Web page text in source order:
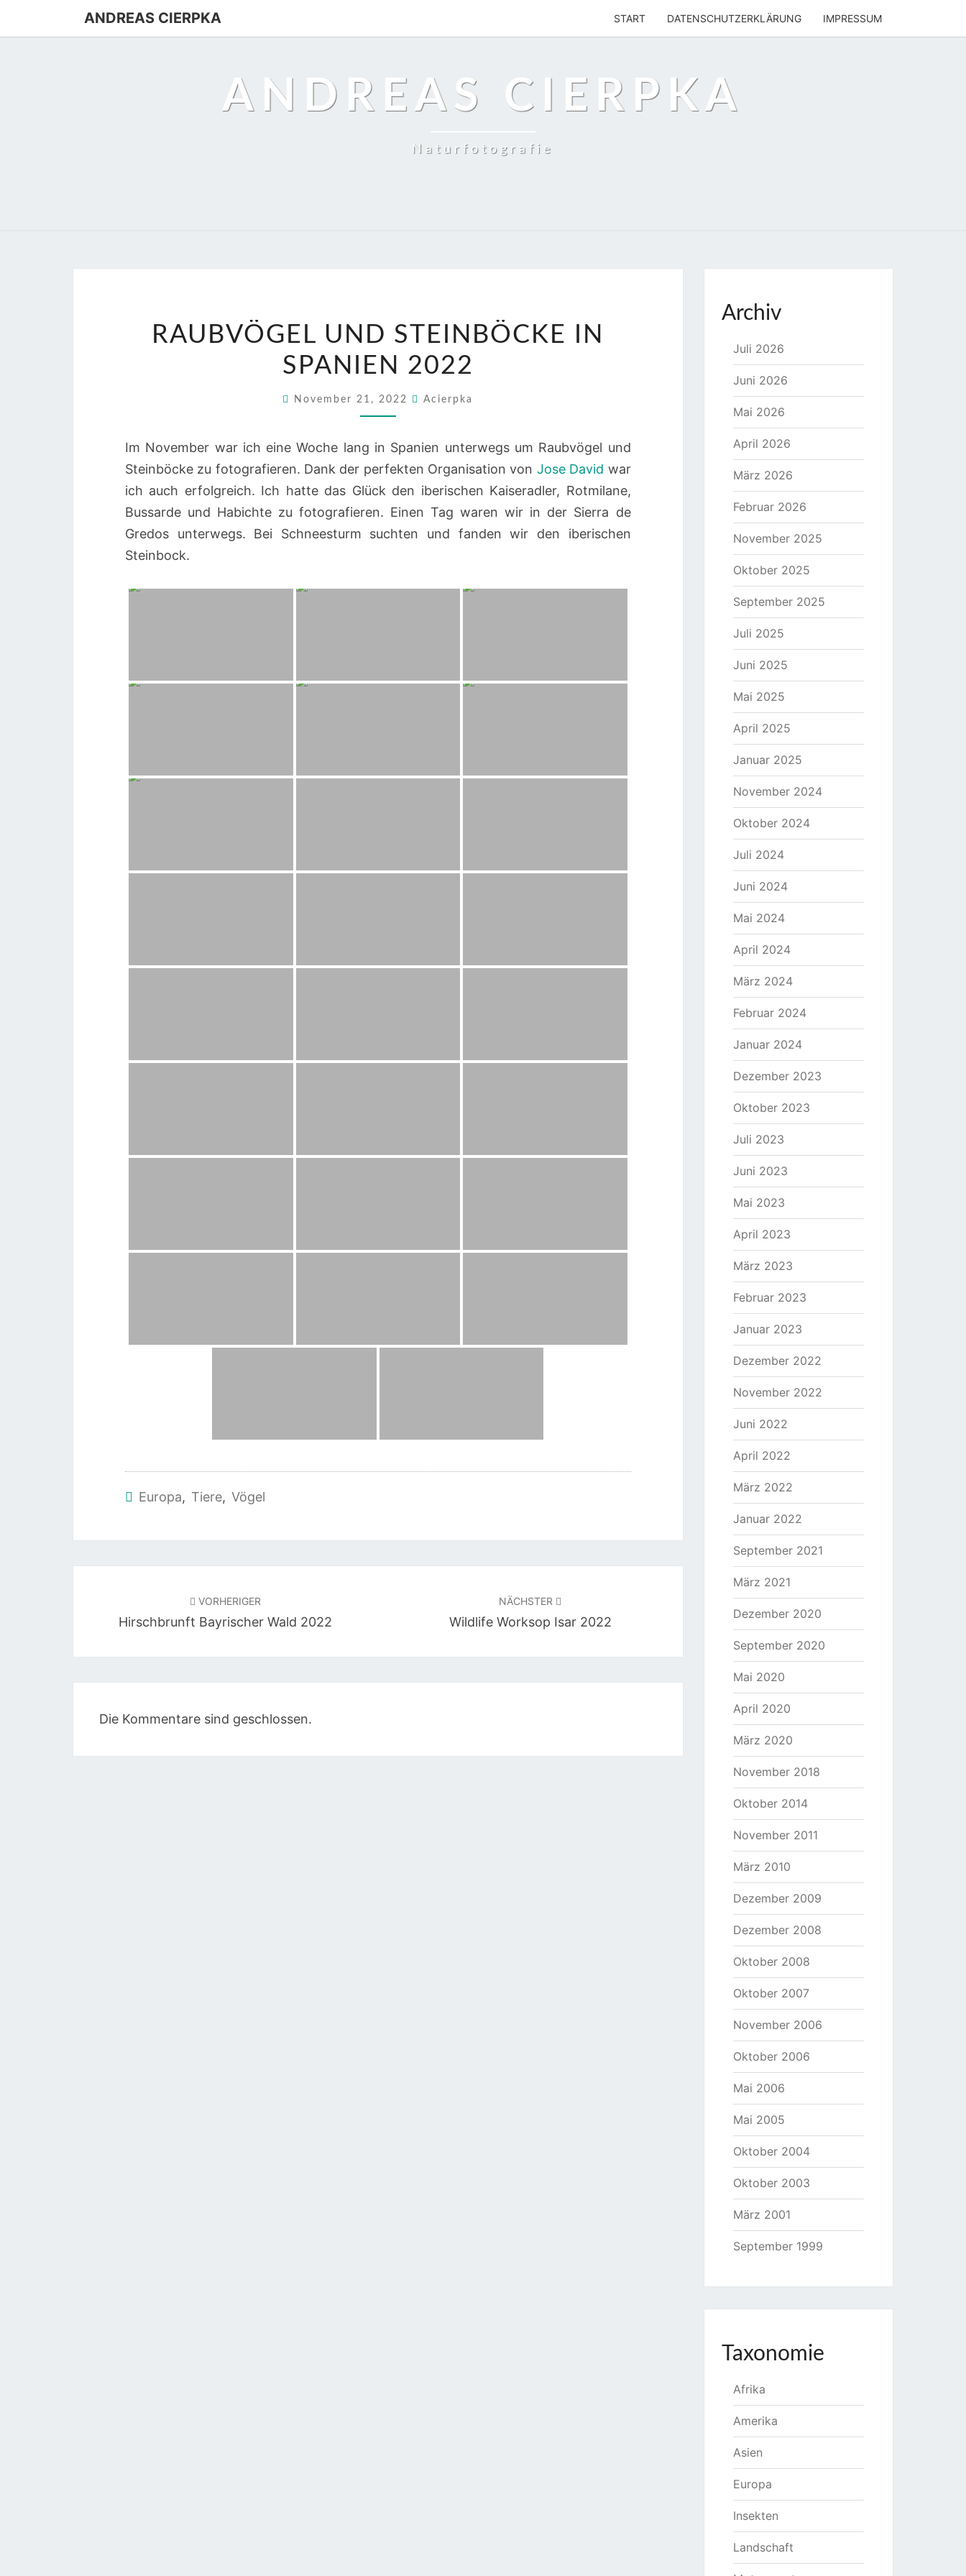
ANDREAS CIERPKA START DATENSCHUTZERKLÄRUNG IMPRESSUM
ANDREAS CIERPKA
Naturfotografie
UND
STEINBÖCKE
SPANIEN
RAUBVÖGEL UND STEINBÖCKE IN
SPANIEN 2022
November 21, 2022 Acierpka
Im November war ich eine Woche lang in Spanien unterwegs um Raubvögel und
Steinböcke zu fotografieren. Dank der perfekten Organisation von Jose David war
ich auch erfolgreich. Ich hatte das Glück den iberischen Kaiseradler, Rotmilane,
Bussarde und Habichte zu fotografieren. Einen Tag waren wir in der Sierra de
Gredos unterwegs. Bei Schneesturm suchten und fanden wir den iberischen
Steinbock.
Europa, Tiere, Vögel
VORHERIGER
Hirschbrunft Bayrischer Wald 2022
NÄCHSTER
Wildlife Worksop Isar 2022
Die Kommentare sind geschlossen.
Archiv
Juli 2026
Juni 2026
Mai 2026
April 2026
März 2026
Februar 2026
November 2025
Oktober 2025
September 2025
Juli 2025
Juni 2025
Mai 2025
April 2025
Januar 2025
November 2024
Oktober 2024
Juli 2024
Juni 2024
Mai 2024
April 2024
März 2024
Februar 2024
Januar 2024
Dezember 2023
Oktober 2023
Juli 2023
Juni 2023
Mai 2023
April 2023
März 2023
Februar 2023
Januar 2023
Dezember 2022
November 2022
Juni 2022
April 2022
März 2022
Januar 2022
September 2021
März 2021
Dezember 2020
September 2020
Mai 2020
April 2020
März 2020
November 2018
Oktober 2014
November 2011
März 2010
Dezember 2009
Dezember 2008
Oktober 2008
Oktober 2007
November 2006
Oktober 2006
Mai 2006
Mai 2005
Oktober 2004
Oktober 2003
März 2001
September 1999
Taxonomie
Afrika
Amerika
Asien
Europa
Insekten
Landschaft